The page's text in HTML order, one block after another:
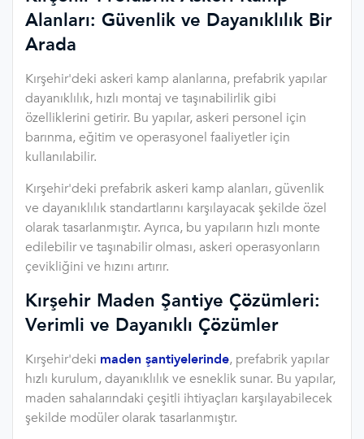
Alanları: Güvenlik ve Dayanıklılık Bir
Arada
Kırşehir'deki askeri kamp alanlarına, prefabrik yapılar
dayanıklılık, hızlı montaj ve taşınabilirlik gibi
özelliklerini getirir. Bu yapılar, askeri personel için
barınma, eğitim ve operasyonel faaliyetler için
kullanılabilir.
Kırşehir'deki prefabrik askeri kamp alanları, güvenlik
ve dayanıklılık standartlarını karşılayacak şekilde özel
olarak tasarlanmıştır. Ayrıca, bu yapıların hızlı monte
edilebilir ve taşınabilir olması, askeri operasyonların
çevikliğini ve hızını artırır.
Kırşehir Maden Şantiye Çözümleri:
Verimli ve Dayanıklı Çözümler
Kırşehir'deki maden şantiyelerinde, prefabrik yapılar
hızlı kurulum, dayanıklılık ve esneklik sunar. Bu yapılar,
maden sahalarındaki çeşitli ihtiyaçları karşılayabilecek
şekilde modüler olarak tasarlanmıştır.